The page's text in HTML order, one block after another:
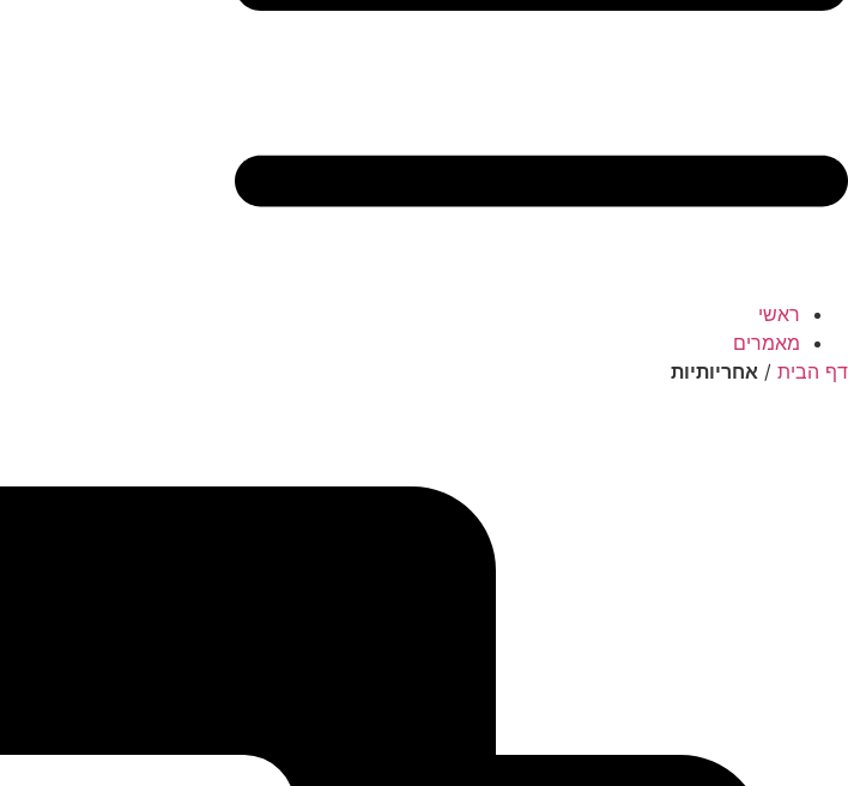
ראשי
מאמרים
דף הבית / אחריותיות